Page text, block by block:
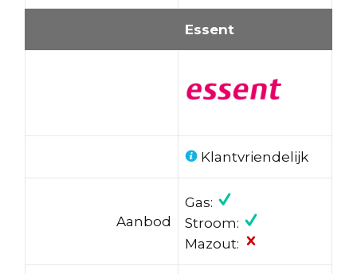
Essent
Klantvriendelijk
Aanbod
Gas:
Stroom:
Mazout: